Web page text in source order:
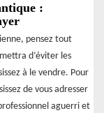
:
pensez tout
d’éviter les
à le vendre. Pour
de vous adresser
aguerri et